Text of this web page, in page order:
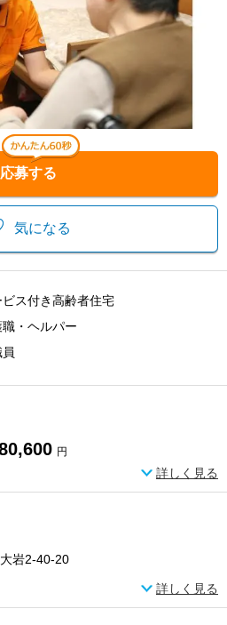
気になる
応募する
ビス付き高齢者住宅
・ヘルパー
円
詳しく見る
岩2-40-20
詳しく見る